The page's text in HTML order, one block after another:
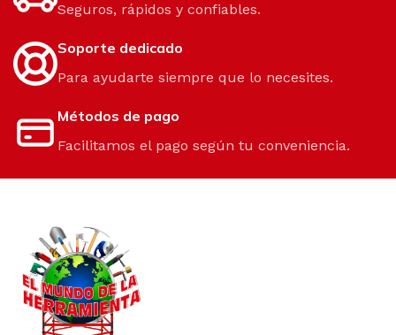
Seguros, rápidos y confiables.
Soporte dedicado
Para ayudarte siempre que lo necesites.
Métodos de pago
Facilitamos el pago según tu conveniencia.